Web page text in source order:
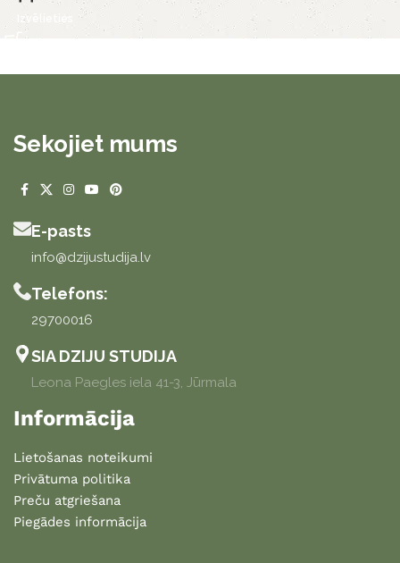
Izvēlieties
Sekojiet mums
E-pasts
info@dzijustudija.lv
Telefons:
29700016
SIA DZIJU STUDIJA
Leona Paegles iela 41-3, Jūrmala
Informācija
Lietošanas noteikumi
Privātuma politika
Preču atgriešana
Piegādes informācija